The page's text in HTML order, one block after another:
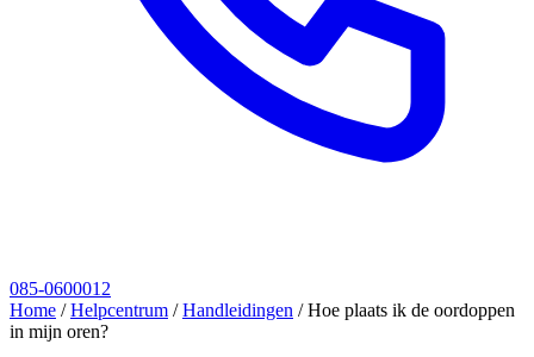
085-0600012
Home / Helpcentrum / Handleidingen / Hoe plaats ik de oordoppen
in mijn oren?